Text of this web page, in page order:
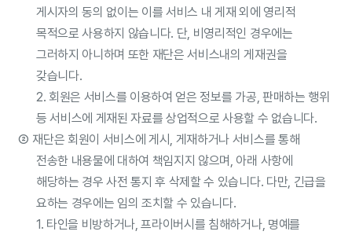
게시자의 동의 없이는 이를 서비스 내 게재 외에 영리적
목적으로 사용하지 않습니다. 단, 비영리적인 경우에는
그러하지 아니하며 또한 재단은 서비스내의 게재권을
갖습니다.
2. 회원은 서비스를 이용하여 얻은 정보를 가공, 판매하는 행위
등 서비스에 게재된 자료를 상업적으로 사용할 수 없습니다.
② 재단은 회원이 서비스에 게시, 게재하거나 서비스를 통해
전송한 내용물에 대하여 책임지지 않으며, 아래 사항에
해당하는 경우 사전 통지 후 삭제할 수 있습니다. 다만, 긴급을
요하는 경우에는 임의 조치할 수 있습니다.
1. 타인을 비방하거나, 프라이버시를 침해하거나, 명예를